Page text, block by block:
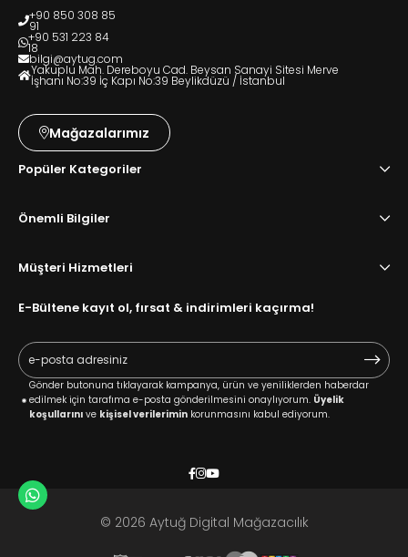
+90 850 308 85
91
+90 531 223 84
18
bilgi@aytug.com
Yakuplu Mah. Dereboyu Cad. Beysan Sanayi Sitesi Merve
İşhanı No:39 İç Kapı No:39 Beylikdüzü / İstanbul
Mağazalarımız
Popüler Kategoriler
Önemli Bilgiler
Müşteri Hizmetleri
E-Bültene kayıt ol, fırsat & indirimleri kaçırma!
Gönder butonuna tıklayarak kampanya, ürün ve yeniliklerden haberdar
edilmek için tarafıma e-posta gönderilmesini onaylıyorum. Üyelik
koşullarınıve kişisel verileriminkorunmasını kabul ediyorum.
© 2026 Aytuğ Digital Mağazacılık